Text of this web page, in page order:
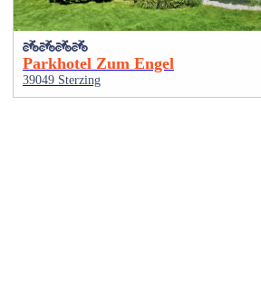
Parkhotel Zum Engel
39049 Sterzing